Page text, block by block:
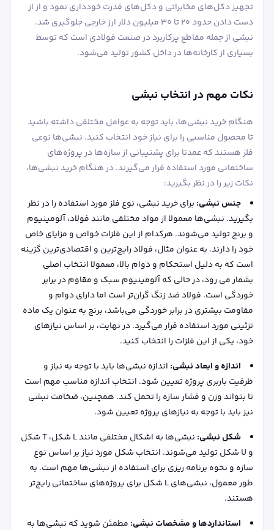
تجهیز دکل‌های مخابراتی و دکل‌های قدرت خودداری نمود و از از
دست دادن حدود ۲۰ تا ۳۰ میلیون دلار ارز خارجی جلوگیری شد.
نبشی از جمله مقاطع پرکاربرد در صنعت فولادی است که توسط
بسیاری از کارخانه‌ها در داخل کشور تولید می‌شود.
نکات مهم در انتخاب نبشی
هنگام خرید نبشی‌ها، باید توجه به عوامل مختلفی داشته باشید
تا محصول مناسبی را برای نیاز خود انتخاب کنید. نبشی‌ها نوعی
فلز هستند که عمدتا برای پشتیبانی از سازه‌ها در پروژه‌های
ساختمانی مورد استفاده قرار می‌گیرند. در هنگام خرید نبشی‌ها،
نکات زیر را در نظر بگیرید:
جنس نبشی: برای خرید نبشی، نوع فلز مورد استفاده را در نظر
بگیرید. نبشی‌ها معمولا از مواد مختلفی مانند فولاد، آلومینیوم
و برنج تولید می‌شوند. هرکدام از این فلزات خواص و مزایای خاص
خود را دارند. به عنوان مثال، فولاد رایج‌ترین و اقتصادی‌ترین گزینه
است که به دلیل استحکام و دوام بالا، معمولا انتخاب اصلی
بشمار می رود، در حالی که آلومینیوم سبک و مقاوم در برابر
خوردگی است. فولاد ضد زنگ گران‌تر است اما دارای دوام و
مقاومت بیشتری در برابر خوردگی می‌باشد، برنج به عنوان یک ماده
تزئینی مورد استفاده قرار می‌گیرد. در نهایت، بر اساس نیازهای
خود، یکی از این فلزات را انتخاب کنید.
اندازه و ابعاد نبشی: اندازه نبشی‌ها باید با توجه به نیاز و
ظرفیت باربری پروژه تعیین شود. انتخاب اندازه مناسب مهم است
تا بتواند وزن و فشار سازه را تحمل کند. همچنین، ضخامت نبشی
نیز باید با توجه به نیاز‌های پروژه تعیین شود.
شکل نبشی:
نبشی‌ها به اشکال مختلفی مانند L شکل، T شکل
و U شکل تولید می‌شوند. انتخاب شکل مورد نیاز بر اساس نوع
سازه و نحوه برنامه‌ ریزی برای استفاده از نبشی‌ها مهم است. به
طور معمول، نبشی‌های L شکل برای پروژه‌های ساختمانی رایج‌تر
هستند.
استانداردها و مشخصات نبشی: مطمئن شوید که نبشی‌ها به